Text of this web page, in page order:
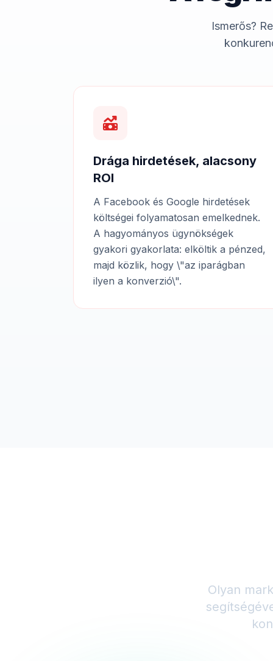
Ismerős?
Drága hirdetések, alacsony
ROI
A Facebook és Google hirdetések
költségei folyamatosan emelkednek.
A hagyományos ügynökségek
gyakori gyakorlata: elköltik a pénzed,
majd közlik, hogy \"az iparágban
ilyen a konverzió\".
Olyan